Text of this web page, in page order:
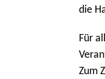
die
Für
Zum